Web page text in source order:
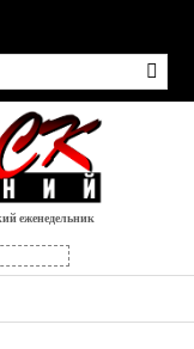
еженедельник